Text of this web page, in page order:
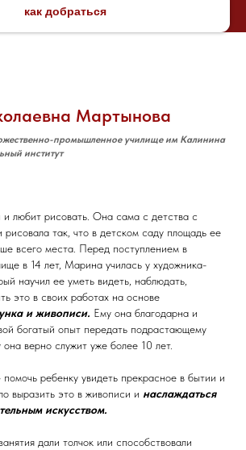
как добраться
Мартынова
промышленное училище им Калинина
институт
любит рисовать. Она сама с детства с
рисовала так, что в детском саду площадь ее
всего места. Перед поступлением в
в 14 лет, Марина училась у художника-
научил ее уметь видеть, наблюдать,
это в своих работах на основе
и живописи. Ему она благодарна и
богатый опыт передать подрастающему
верно служит уже более 10 лет.
ребенку увидеть прекрасное в бытии и
выразить это в живописи и наслаждаться
искусством.
дали толчок или способствовали